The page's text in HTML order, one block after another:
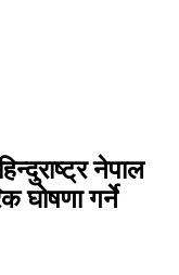
नेपाल
घोषणा गर्ने